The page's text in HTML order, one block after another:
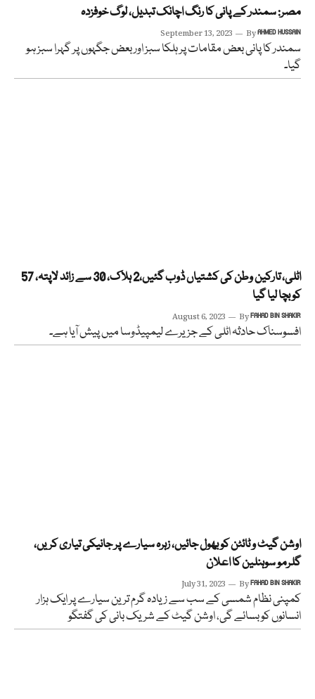
مصر: سمندر کے پانی کا رنگ اچانک تبدیل، لوگ خوفزدہ
September 13, 2023 ByAHMED HUSSAIN
سمندر کا پانی بعض مقامات پر ہلکا سبز اور بعض جگہوں پر گہرا سبز ہو
گیا۔
اٹلی، تارکین وطن کی کشتیاں ڈوب گئیں،2 ہلاک، 30 سے زائد لاپتہ، 57
کو بچا لیا گیا
August 6, 2023 ByFAHAD BIN SHAKIR
افسوسناک حادثہ اٹلی کے جزیرے لیمپیڈوسا میں پیش آیا ہے۔
اوشن گیٹ و ٹائٹن کو بھول جائیں، زہرہ سیارے پر جانیکی تیاری کریں،
گلرمو سوہنلین کا اعلان
July 31, 2023 ByFAHAD BIN SHAKIR
کمپنی نظام شمسی کے سب سے زیادہ گرم ترین سیارے پر ایک ہزار
انسانوں کو بسائے گی، اوشن گیٹ کے شریک بانی کی گفتگو